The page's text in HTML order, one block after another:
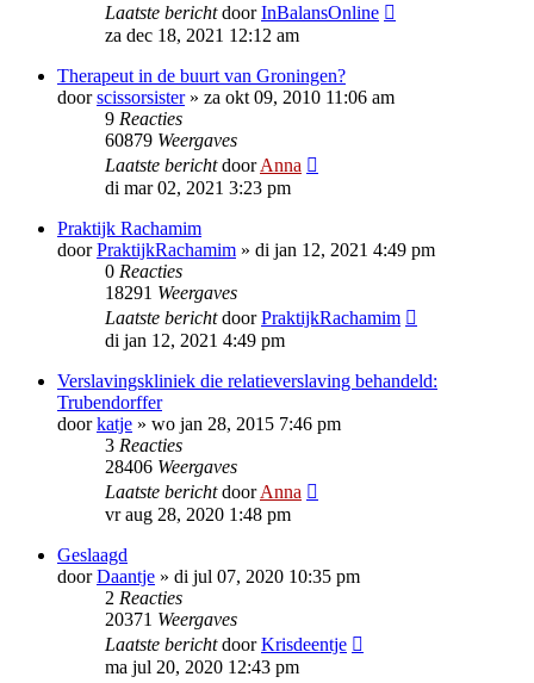
Laatste berichtdoorInBalansOnline
za dec 18, 2021 12:12 am
Therapeut in de buurt van Groningen?
doorscissorsister» za okt 09, 2010 11:06 am
9 Reacties
60879 Weergaves
Laatste berichtdoorAnna
di mar 02, 2021 3:23 pm
Praktijk Rachamim
doorPraktijkRachamim » di jan 12, 2021 4:49 pm
0 Reacties
18291 Weergaves
Laatste berichtdoorPraktijkRachamim
di jan 12, 2021 4:49 pm
Verslavingskliniek die relatieverslaving behandeld:
Trubendorffer
doorkatje » wo jan 28, 2015 7:46 pm
3 Reacties
28406 Weergaves
Laatste berichtdoorAnna
vr aug 28, 2020 1:48 pm
Geslaagd
doorDaantje » di jul 07, 2020 10:35 pm
2 Reacties
20371 Weergaves
Laatste berichtdoorKrisdeentje
ma jul 20, 2020 12:43 pm